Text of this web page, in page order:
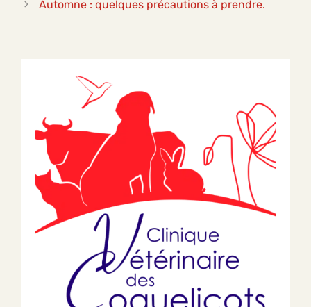
Automne : quelques précautions à prendre.